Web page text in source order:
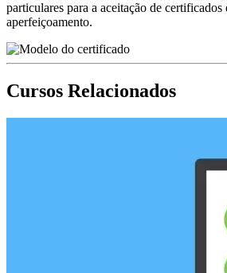
particulares para a aceitação de certificados
aperfeiçoamento.
Cursos Relacionados